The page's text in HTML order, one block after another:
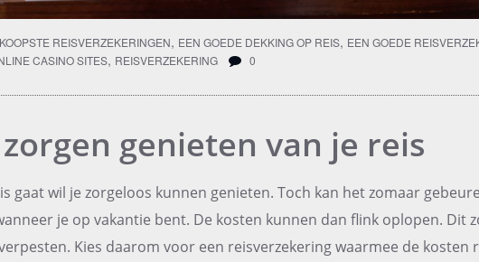
REISVERZEKERINGEN, EEN GOEDE DEKKING OP REIS, EEN GOEDE
CASINO SITES, REISVERZEKERING 0
genieten van je reis
gaat wil je zorgeloos kunnen genieten. Toch kan het zomaar
je op vakantie bent. De kosten kunnen dan flink oplopen. Dit
Kies daarom voor een reisverzekering waarmee de kosten